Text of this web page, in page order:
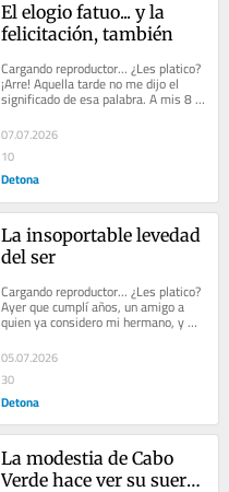
El elogio fatuo... y la
felicitación, también
Cargando reproductor... ¿Les platico?
¡Arre! Aquella tarde no me dijo el
significado de esa palabra. A mis 8
años todavía no lo sabía y la...
07.07.2026
10
Detona
La insoportable levedad
del ser
Cargando reproductor... ¿Les platico?
Ayer que cumplí años, un amigo a
quien ya considero mi hermano, y
un...
05.07.2026
30
Detona
La modestia de Cabo
Verde hace ver su suerte